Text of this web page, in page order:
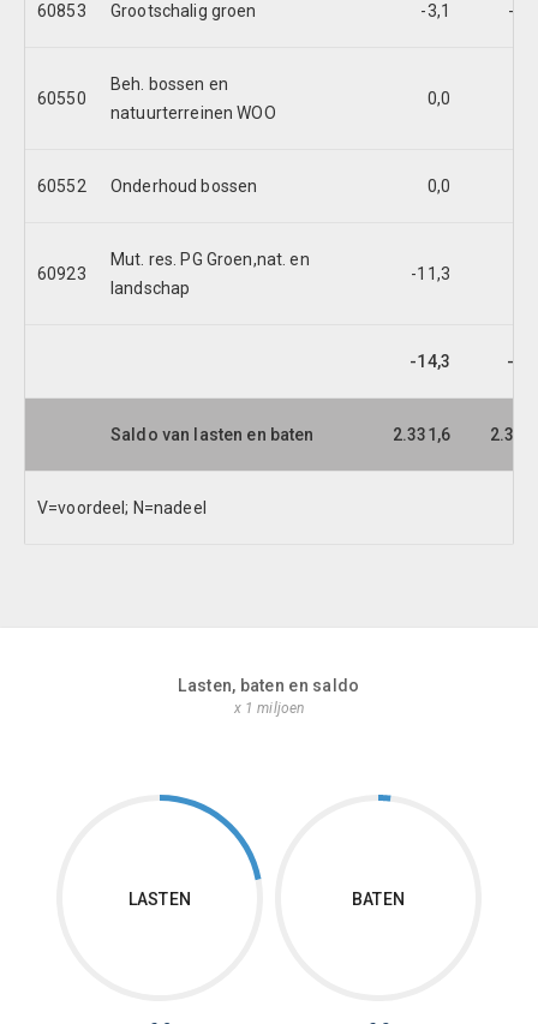
60853 Grootschalig groen -3,1 -
60550
Beh. bossen en
natuurterreinen WOO
0,0
60552 Onderhoud bossen 0,0
60923
Mut. res. PG Groen,nat. en
landschap
-11,3
-14,3 -
Saldo van lasten en baten 2.331,6
V=voordeel; N=nadeel
Lasten, baten en saldo
x 1 miljoen
LASTEN BATEN